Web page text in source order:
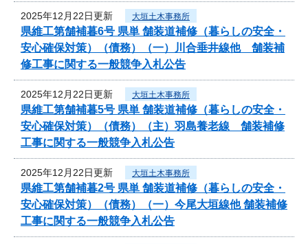
2025年12月22日更新 大垣土木事務所
県維工第舗補暮6号 県単 舗装道補修（暮らしの安全・
安心確保対策）（債務）（一）川合垂井線他 舗装補
修工事に関する一般競争入札公告
2025年12月22日更新 大垣土木事務所
県維工第舗補暮5号 県単 舗装道補修（暮らしの安全・
安心確保対策）（債務）（主）羽島養老線 舗装補修
工事に関する一般競争入札公告
2025年12月22日更新 大垣土木事務所
県維工第舗補暮2号 県単 舗装道補修（暮らしの安全・
安心確保対策）（債務）（一）今尾大垣線他 舗装補修
工事に関する一般競争入札公告